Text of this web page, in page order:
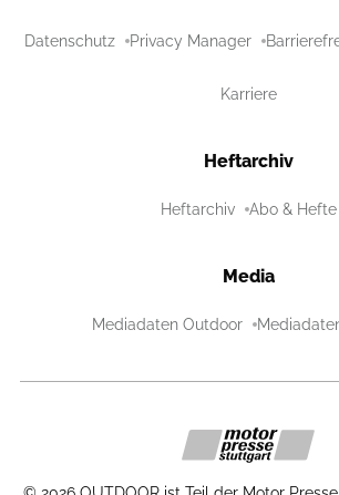
Datenschutz Privacy Manager
Karriere
Heftarchiv
Heftarchiv Abo & Hefte
Media
Mediadaten Outdoor